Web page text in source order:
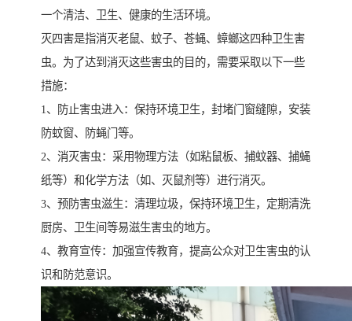
一个清洁、卫生、健康的生活环境。
灭四害是指消灭老鼠、蚊子、苍蝇、蟑螂这四种卫生害
虫。为了达到消灭这些害虫的目的，需要采取以下一些
措施：
1、防止害虫进入：保持环境卫生，封堵门窗缝隙，安装
防蚊窗、防蝇门等。
2、消灭害虫：采用物理方法（如粘鼠板、捕蚊器、捕蝇
纸等）和化学方法（如、灭鼠剂等）进行消灭。
3、预防害虫滋生：清理垃圾，保持环境卫生，定期清洗
厨房、卫生间等易滋生害虫的地方。
4、教育宣传：加强宣传教育，提高公众对卫生害虫的认
识和防范意识。